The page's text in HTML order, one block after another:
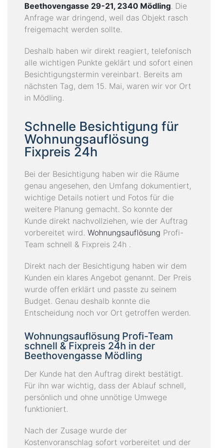
Beethovengasse 29-21, 2340 Mödling. Die
Anfrage war dringend, weil das Objekt rasch
freigemacht werden sollte.
Deshalb haben wir direkt reagiert, telefonisch
alle wichtigen Punkte geklärt und sofort einen
Besichtigungstermin vereinbart. Bereits am
nächsten Tag, dem 15. Mai, waren wir vor Ort
in Mödling.
Schnelle Besichtigung für
Wohnungsauflösung
Fixpreis 24h
Bei der Besichtigung haben wir die Räume
genau angesehen, den Umfang dokumentiert,
wichtige Details notiert und Fotos für die
weitere Planung gemacht. So konnte der
Kunde direkt nachvollziehen, wie der Auftrag
vorbereitet wird. Wohnungsauflösung Profi-
Team schnell & Fixpreis 24h .
Direkt nach der Besichtigung haben wir dem
Kunden ein klares Angebot genannt. Der Preis
wurde offen erklärt und passte zu seinem
Budget. Genau deshalb konnte die
Entscheidung noch vor Ort getroffen werden.
Wohnungsauflösung Profi-Team
schnell & Fixpreis 24h in der
Beethovengasse Mödling
Der Kunde hat den Auftrag direkt bestätigt.
Für ihn war wichtig, dass der Ablauf schnell,
persönlich und ohne unnötige Umwege
funktioniert.
Nach der Zusage wurde der
Kostenvoranschlag sofort vorbereitet und der